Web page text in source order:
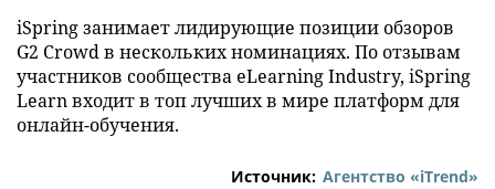
iSpring занимает лидирующие позиции обзоров
G2 Crowd в нескольких номинациях. По отзывам
участников сообщества eLearning Industry, iSpring
Learn входит в топ лучших в мире платформ для
онлайн-обучения.
Источник: Агентство «iTrend»